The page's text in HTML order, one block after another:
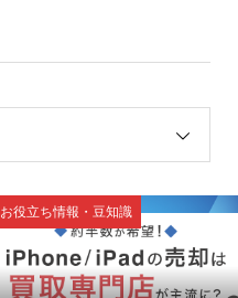
お役立ち情報・豆知識